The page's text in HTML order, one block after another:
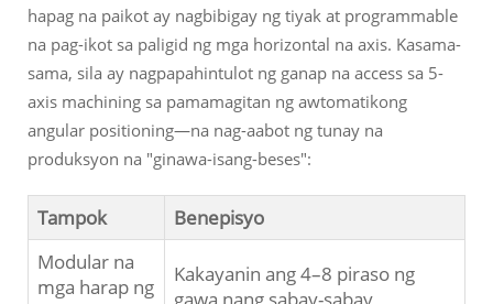
hapag na paikot ay nagbibigay ng tiyak at programmable
na pag-ikot sa paligid ng mga horizontal na axis. Kasama-
sama, sila ay nagpapahintulot ng ganap na access sa 5-
axis machining sa pamamagitan ng awtomatikong
angular positioning—na nag-aabot ng tunay na
produksyon na "ginawa-isang-beses":
Tampok
Benepisyo
Modular na
mga harap ng
Kakayanin ang 4–8 piraso ng